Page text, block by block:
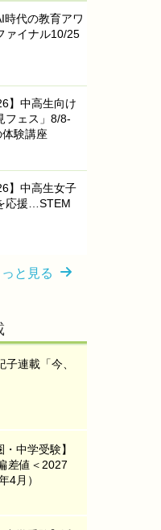
時代の教育アワ
ァイナル10/25
】中高生向け
フェス」8/8-
験講座
】中高生女子
応援…STEM
と見る
連載「今、
中学受験】
差値＜2027
4月）